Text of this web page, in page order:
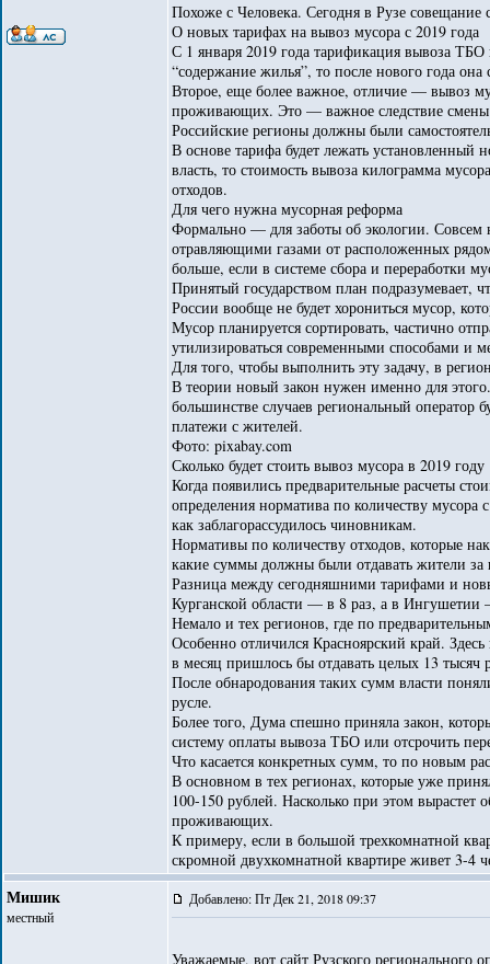
Похоже с Человека. Сегодня в Рузе
О новых тарифах на вывоз мусора с 2019 года
С 1 января 2019 года тарификация вывоза
“содержание жилья”, то после нового года
Второе, еще более важное, отличие — вывоз
проживающих. Это — важное следствие
Российские регионы должны были
В основе тарифа будет лежать установленный
власть, то стоимость вывоза килограмма
отходов.
Для чего нужна мусорная реформа
Формально — для заботы об экологии. Совсем
отравляющими газами от расположенных рядом
больше, если в системе сбора и переработки
Принятый государством план подразумевает,
России вообще не будет хорониться мусор,
Мусор планируется сортировать, частично
утилизироваться современными способами и
Для того, чтобы выполнить эту задачу, в
В теории новый закон нужен именно для
большинстве случаев региональный оператор
платежи с жителей.
Фото: pixabay.com
Сколько будет стоить вывоз мусора в 2019 году
Когда появились предварительные расчеты
определения норматива по количеству
как заблагорассудилось чиновникам.
Нормативы по количеству отходов, которые
какие суммы должны были отдавать жители
Разница между сегодняшними тарифами и
Курганской области — в 8 раз, а в Ингушетии
Немало и тех регионов, где по
Особенно отличился Красноярский край.
в месяц пришлось бы отдавать целых 13
После обнародования таких сумм власти
русле.
Более того, Дума спешно приняла закон,
систему оплаты вывоза ТБО или отсрочить
Что касается конкретных сумм, то по новым
В основном в тех регионах, которые уже
100-150 рублей. Насколько при этом
проживающих.
К примеру, если в большой трехкомнатной
скромной двухкомнатной квартире живет 3-4
Мишик
местный
Добавлено: Пт Дек 21, 2018 09:37
Уважаемые, вот сайт Рузского регионального